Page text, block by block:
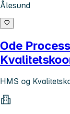
Ålesund
Ode
HMS og